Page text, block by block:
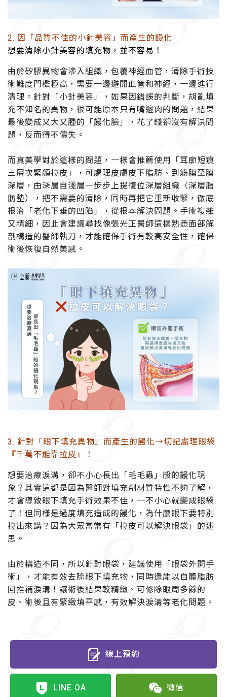
2. 因「品質不佳的小針美容」而產生的饅化
想要清除小針美容的填充物，並不容易！
由於矽膠異物會滲入組織，包覆神經血管，清除手術技
術難度門檻極高，需要一邊避開血管和神經，一邊進行
清理。 針對「小針美容」，如果因錯誤的判斷，胡亂填
充不知名的異物，很可能原本只有嘴邊肉的問題，結果
最後變成又大又腫的「饅化臉」，花了錢卻沒有解決問
題，反而得不償失。
而真美學對於這樣的問題，一樣會推薦使用「耳廓短痕
三層次緊顏拉皮」，可處理皮膚皮下脂肪、到筋膜至膜
深層，由深層自淺層一步步上提復位深層組織（深層脂
肪墊），把不需要的清除，同時再把它重新收緊，徹底
根治「老化下垂的凹陷」，從根本解決問題。 手術複雜
又精細，因此會建議尋找像張光正醫師這樣熟悉面部解
剖構造的醫師執刀，才能確保手術有較高安全性，確保
術後恢復自然美感。
3. 針對「眼下填充異物」而產生的饅化→切記處理眼袋
『千萬不能靠拉皮』！
想要治療淚溝，卻不小心長出「毛毛蟲」般的饅化現
象？其實這都是因為醫師對填充劑材質特性不夠了解，
才會導致眼下填充手術效果不佳，一不小心就變成眼袋
了！ 但同樣是過度填充造成的饅化，為什麼眼下要特別
拉出來講？因為大眾常常有「拉皮可以解決眼袋」的迷
思。
由於構造不同，所以針對眼袋，建議使用「眼袋外開手
術」，才能有效去除眼下填充物，同時還能以自體脂肪
回推補淚溝！讓術後結果較精緻、可修除眼周多餘的
皮、術後且有緊緻填平感，有效解決淚溝等老化問題。
線上預約
LINE OA 微信